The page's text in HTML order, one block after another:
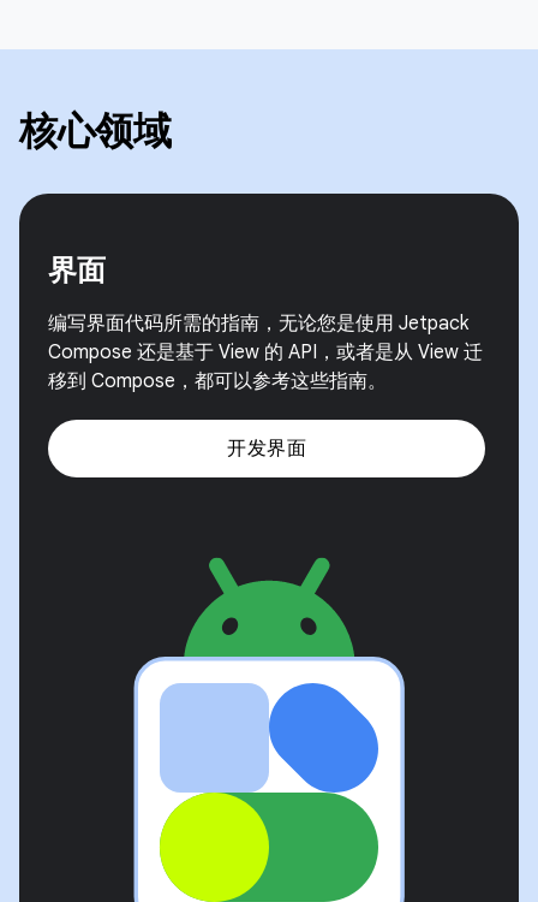
核心领域
界面
编写界面代码所需的指南，无论您是使用 Jetpack
Compose 还是基于 View 的 API，或者是从 View 迁
移到 Compose，都可以参考这些指南。
开发界面